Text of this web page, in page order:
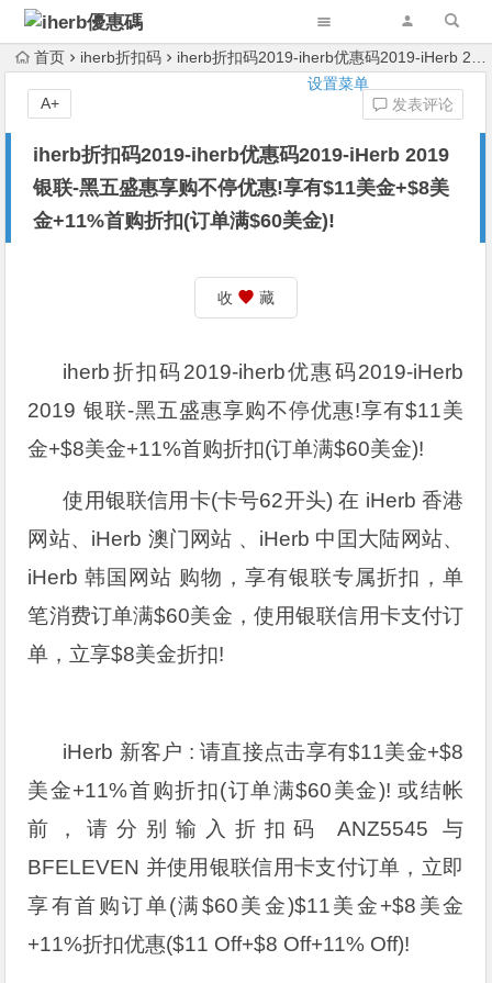
设置菜单
首页 iherb折扣码 iherb折扣码2019-iherb优惠码2019-iHerb 2019 银联-黑五盛惠享购不停优惠!享有$11美金+$8美金+11%首购折扣(订单满$60美金)!
iherb折扣码2019-iherb优惠码2019-iHerb 2019
银联-黑五盛惠享购不停优惠!享有$11美金+$8美
金+11%首购折扣(订单满$60美金)!
发表评论
A+
收 藏
iherb折扣码2019-iherb优惠码2019-iHerb
2019 银联-黑五盛惠享购不停优惠!享有$11美
金+$8美金+11%首购折扣(订单满$60美金)!
使用银联信用卡(卡号62开头) 在 iHerb 香港
网站、iHerb 澳门网站 、iHerb 中囯大陆网站、
iHerb 韩国网站 购物，享有银联专属折扣，单
笔消费订单满$60美金，使用银联信用卡支付订
单，立享$8美金折扣!
iHerb 新客户 : 请直接点击享有$11美金+$8
美金+11%首购折扣(订单满$60美金)! 或结帐
前，请分别输入折扣码 ANZ5545 与
BFELEVEN 并使用银联信用卡支付订单，立即
享有首购订单(满$60美金)$11美金+$8美金
+11%折扣优惠($11 Off+$8 Off+11% Off)!